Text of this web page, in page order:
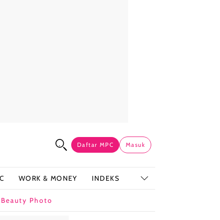
Daftar MPC Masuk
WORK & MONEY INDEKS
Beauty Photo